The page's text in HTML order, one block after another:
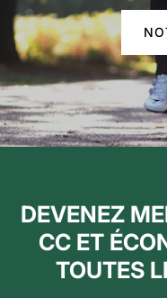
DEVENEZ
CC ET
TOUTES